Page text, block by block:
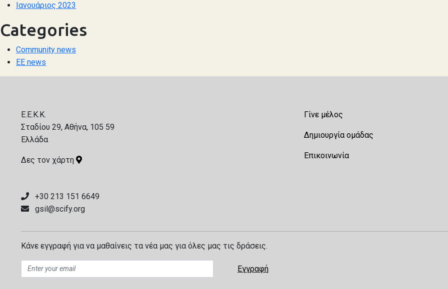
Ιανουάριος 2023
Categories
Community news
ΕΕ news
E.E.K.K.
Σταδίου 29, Αθήνα, 105 59
Ελλάδα
Δες τον χάρτη
+30 213 151 6649
gsil@scify.org
Γίνε μέλος
Δημιουργία ομάδας
Επικοινωνία
Κάνε εγγραφή για να μαθαίνεις τα νέα μας για όλες μας τις δράσεις.